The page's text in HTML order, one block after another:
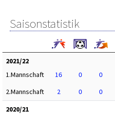
Saisonstatistik
2021/22
1.Mannschaft
16 0 0
2.Mannschaft
2 0 0
2020/21